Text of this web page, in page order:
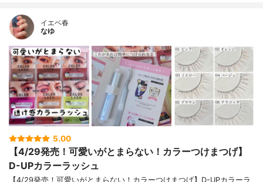
イエベ春
なゆ
5.00
【4/29発売！可愛いがとまらない！カラーつけまつげ】
D-UPカラーラッシュ
【4/29発売！可愛いがとまらない！カラーつけまつげ】D-UPカラーラ